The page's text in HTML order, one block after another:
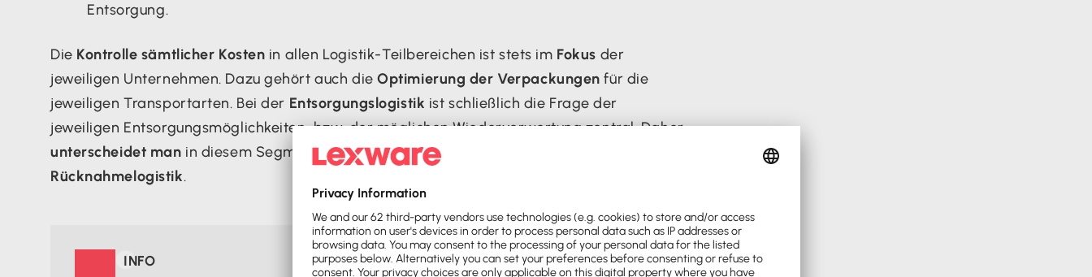
Entsorgung.
Die Kontrolle sämtlicher Kosten in allen Logistik-Teilbereichen ist stets im Fokus der
jeweiligen Unternehmen. Dazu gehört auch dieOptimierung der Verpackungen für die
jeweiligen Transportarten. Bei der Entsorgungslogistik ist schließlich die Frage der
jeweiligen Entsorgungsmöglichkeiten, bzw. der möglichen Wiederverwertung zentral. Daher
unterscheidet man in diesem Segment dieRückführungs-, Umkehr-, sowie die
Rücknahmelogistik.

INFO